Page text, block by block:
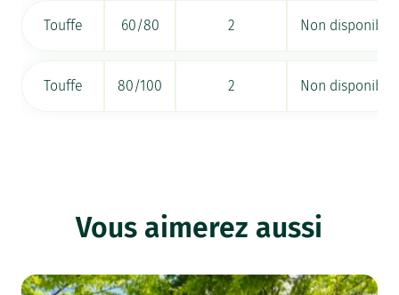
Touffe 60/80 2 Non disponible
Touffe 80/100 2 Non disponible
Vous aimerez aussi